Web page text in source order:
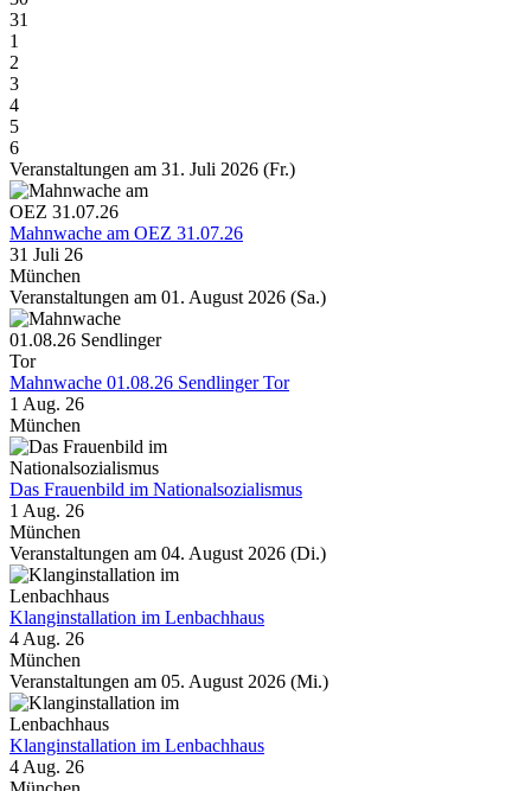
31
1
2
3
4
5
6
Veranstaltungen am 31. Juli 2026 (Fr.)
Mahnwache am OEZ 31.07.26
31 Juli 26
München
Veranstaltungen am 01. August 2026 (Sa.)
Mahnwache 01.08.26 Sendlinger Tor
1 Aug. 26
München
Das Frauenbild im Nationalsozialismus
1 Aug. 26
München
Veranstaltungen am 04. August 2026 (Di.)
Klanginstallation im Lenbachhaus
4 Aug. 26
München
Veranstaltungen am 05. August 2026 (Mi.)
Klanginstallation im Lenbachhaus
4 Aug. 26